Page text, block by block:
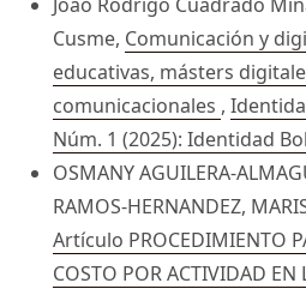
Cusme, Comunicación y
educativas, másters
comunicacionales ,
Núm. 1 (2025): Identidad
OSMANY AGUILERA-
RAMOS-HERNANDEZ,
Artículo PROCEDIMIENTO
COSTO POR ACTIVIDAD EN